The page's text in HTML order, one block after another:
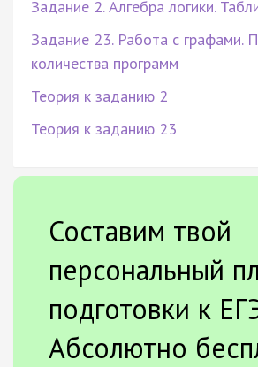
Задание 2. Алгебра логики.
Задание 23. Работа с графами.
количества программ
Теория к заданию 2
Теория к заданию 23
Составим твой
персональный
подготовки к
Абсолютно